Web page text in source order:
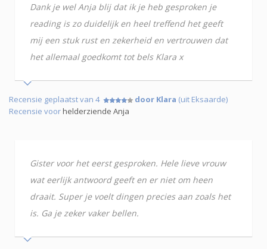
Dank je wel Anja blij dat ik je heb gesproken je
reading is zo duidelijk en heel treffend het geeft
mij een stuk rust en zekerheid en vertrouwen dat
het allemaal goedkomt tot bels Klara x
Recensie geplaatst van 4 door Klara (uit Eksaarde)
Recensie voorhelderziende Anja
Gister voor het eerst gesproken. Hele lieve vrouw
wat eerlijk antwoord geeft en er niet om heen
draait. Super je voelt dingen precies aan zoals het
is. Ga je zeker vaker bellen.